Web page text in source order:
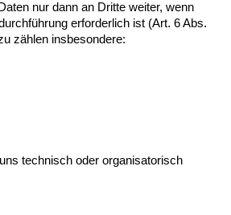
nur dann an Dritte weiter, wenn
erforderlich ist (Art. 6 Abs.
zählen insbesondere:
technisch oder organisatorisch